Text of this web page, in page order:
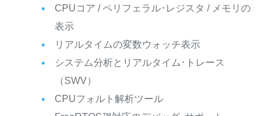
CPUコア / ペリフェラル･レジスタ / メモリの
表示
リアルタイムの変数ウォッチ表示
システム分析とリアルタイム･トレース
（SWV）
CPUフォルト解析ツール